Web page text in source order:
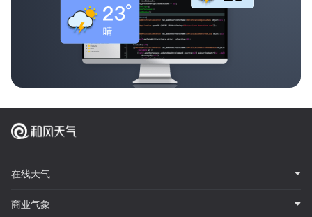
在线天气
商业气象